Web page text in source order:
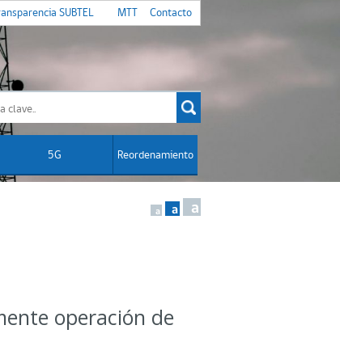
SUBTEL MTT Contacto
5G Reordenamiento
a a a
operación de